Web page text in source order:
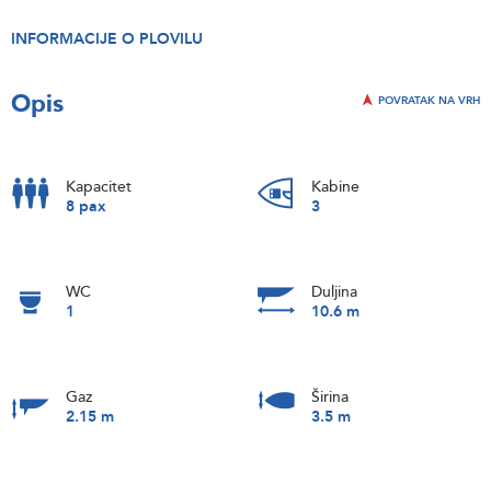
INFORMACIJE O PLOVILU
Opis POVRATAK NA VRH
Kapacitet
8 pax
Kabine
3
WC
1
Duljina
10.6 m
Gaz
2.15 m
Širina
3.5 m